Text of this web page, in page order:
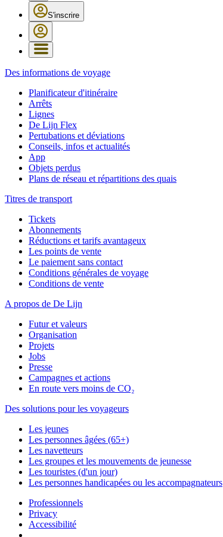
S'inscrire
Des informations de voyage
Planificateur d'itinéraire
Arrêts
Lignes
De Lijn Flex
Pertubations et déviations
Conseils, infos et actualités
App
Objets perdus
Plans de réseau et répartitions des quais
Titres de transport
Tickets
Abonnements
Réductions et tarifs avantageux
Les points de vente
Le paiement sans contact
Conditions générales de voyage
Conditions de vente
A propos de De Lijn
Futur et valeurs
Organisation
Projets
Jobs
Presse
Campagnes et actions
En route vers moins de CO₂
Des solutions pour les voyageurs
Les jeunes
Les personnes âgées (65+)
Les navetteurs
Les groupes et les mouvements de jeunesse
Les touristes (d'un jour)
Les personnes handicapées ou les accompagnateurs
Professionnels
Privacy
Accessibilité